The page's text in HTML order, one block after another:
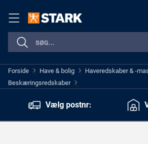
Forside > Have & bolig > Haveredskaber & -
Beskæringsredskaber >
Vælg postnr: